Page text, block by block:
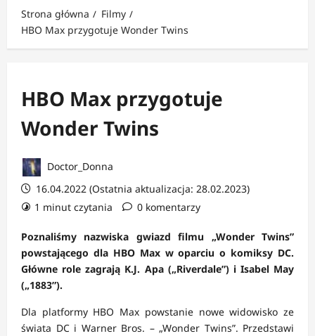
Strona główna
Filmy
HBO Max przygotuje Wonder Twins
HBO Max przygotuje
Wonder Twins
Doctor_Donna
16.04.2022 (Ostatnia aktualizacja: 28.02.2023)
1 minut czytania
0 komentarzy
Poznaliśmy nazwiska gwiazd filmu „Wonder Twins”
powstającego dla HBO Max w oparciu o komiksy DC.
Główne role zagrają K.J. Apa („Riverdale”) i Isabel May
(„1883”).
Dla platformy HBO Max powstanie nowe widowisko ze
świata DC i Warner Bros. – „Wonder Twins”. Przedstawi